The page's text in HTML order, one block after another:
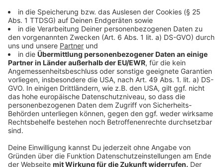
Verbindung zum Auftreten von Taylor Swift bei
Footballspielen der Kansas City Chiefs darf definitiv
nicht ausgeschlossen werden.
Anzeige
Die Halbzeitshow
Anzeige
Niemand Geringeres als Usher wird in der Halbzeit des
Super Bowl auftreten. Wie üblich treten Stars aus dem
Musik-Geschäft in der Halbzeit auf, um für